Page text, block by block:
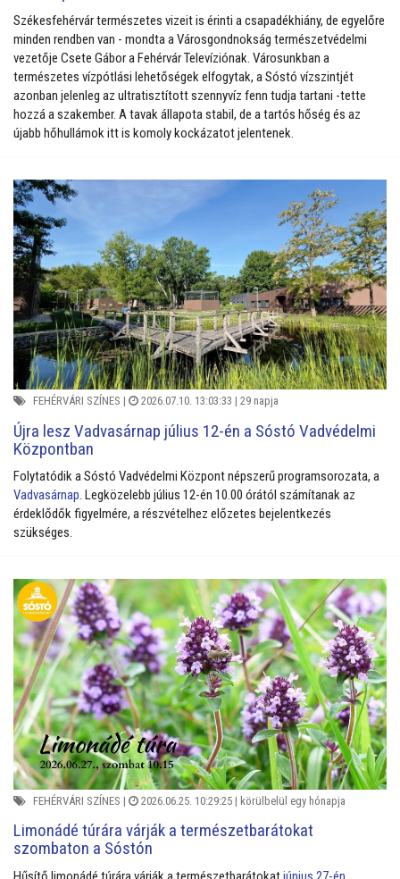
Székesfehérvár természetes vizeit is érinti a csapadékhiány, de egyelőre
minden rendben van - mondta a Városgondnokság természetvédelmi
vezetője Csete Gábor a Fehérvár Televíziónak. Városunkban a
természetes vízpótlási lehetőségek elfogytak, a Sóstó vízszintjét
azonban jelenleg az ultratisztított szennyvíz fenn tudja tartani -tette
hozzá a szakember. A tavak állapota stabil, de a tartós hőség és az
újabb hőhullámok itt is komoly kockázatot jelentenek.
FEHÉRVÁRI SZÍNES | 2026.07.10. 13:03:33 | 29 napja
Újra lesz Vadvasárnap július 12-én a Sóstó Vadvédelmi
Központban
Folytatódik a Sóstó Vadvédelmi Központ népszerű programsorozata, a
Vadvasárnap. Legközelebb július 12-én 10.00 órától számítanak az
érdeklődők figyelmére, a részvételhez előzetes bejelentkezés
szükséges.
FEHÉRVÁRI SZÍNES | 2026.06.25. 10:29:25 | körülbelül egy hónapja
Limonádé túrára várják a természetbarátokat
szombaton a Sóstón